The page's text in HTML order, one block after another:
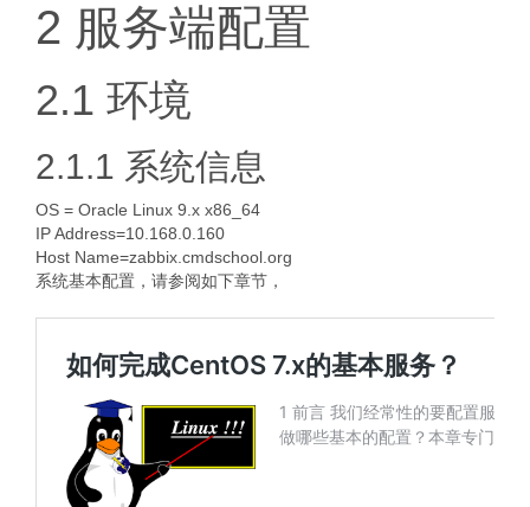
2 服务端配置
2.1 环境
2.1.1 系统信息
OS = Oracle Linux 9.x x86_64
IP Address=10.168.0.160
Host Name=zabbix.cmdschool.org
系统基本配置，请参阅如下章节，